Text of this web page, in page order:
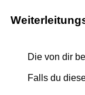
Die von dir
Falls du